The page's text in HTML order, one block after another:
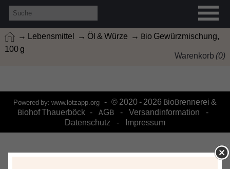
→ Lebensmittel → Öl & Würze → Bio Gewürzmischung,
100 g
Warenkorb (0)
Powered by: www.lotzapp.org - © 2020 - 2026 BioBrennerei &
Biohof Thauerböck - AGB - Versandinformation
-
Datenschutz
- Impressum